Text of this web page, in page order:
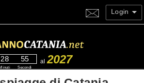
Login
28 54
Secondi
al 2027